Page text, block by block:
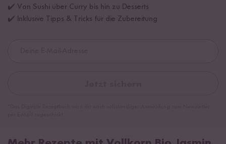
✔️ Von Sushi über Curry bis hin zu Desserts
✔️ Inklusive Tipps & Tricks für die Zubereitung